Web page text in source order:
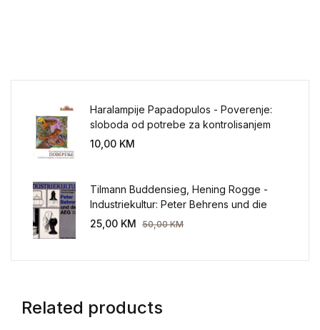
Haralampije Papadopulos - Poverenje:
sloboda od potrebe za kontrolisanjem
sveta
10,00 KM
Tilmann Buddensieg, Hening Rogge -
Industriekultur: Peter Behrens und die
AEG 1907-1914.
25,00 KM 50,00KM
Related products